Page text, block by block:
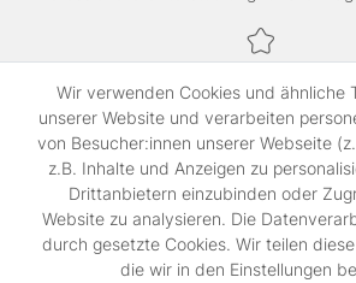
SSL-verschlüsselte Abwicklung für
Shop
Kontakt
Rechtliches
Wir verwenden Cookies und ähnliche
unserer Website und verarbeiten
von Besucher:innen unserer Webseite
z.B. Inhalte und Anzeigen zu
Drittanbietern einzubinden oder
Website zu analysieren. Die
durch gesetzte Cookies. Wir teilen
die wir in den Einstellungen